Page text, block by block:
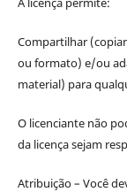
Compartilhar
ou formato) e/ou
material) para
O licenciante não
da licença sejam
Atribuição – Você